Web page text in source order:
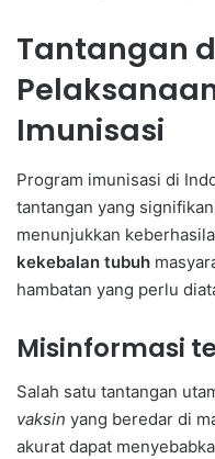
Tantangan
Imunisasi
Program imunisasi di
tantangan yang
menunjukkan
kekebalan tubuh
hambatan yang perlu
Misinformasi
Salah satu tantangan
vaksin yang beredar di
akurat dapat